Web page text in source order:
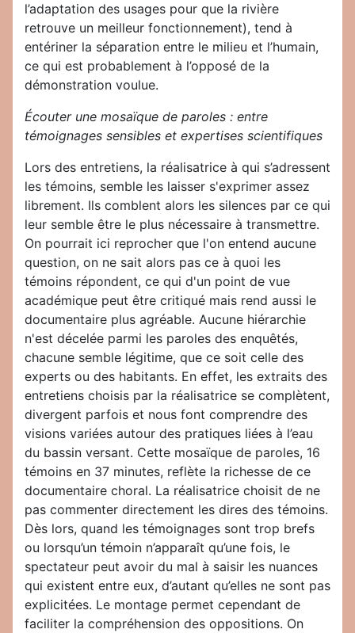
l’adaptation des usages pour que la rivière
retrouve un meilleur fonctionnement), tend à
entériner la séparation entre le milieu et l’humain,
ce qui est probablement à l’opposé de la
démonstration voulue.
Écouter une mosaïque de paroles : entre
témoignages sensibles et expertises scientifiques
Lors des entretiens, la réalisatrice à qui s’adressent
les témoins, semble les laisser s'exprimer assez
librement. Ils comblent alors les silences par ce qui
leur semble être le plus nécessaire à transmettre.
On pourrait ici reprocher que l'on entend aucune
question, on ne sait alors pas ce à quoi les
témoins répondent, ce qui d'un point de vue
académique peut être critiqué mais rend aussi le
documentaire plus agréable. Aucune hiérarchie
n'est décelée parmi les paroles des enquêtés,
chacune semble légitime, que ce soit celle des
experts ou des habitants. En effet, les extraits des
entretiens choisis par la réalisatrice se complètent,
divergent parfois et nous font comprendre des
visions variées autour des pratiques liées à l’eau
du bassin versant. Cette mosaïque de paroles, 16
témoins en 37 minutes, reflète la richesse de ce
documentaire choral. La réalisatrice choisit de ne
pas commenter directement les dires des témoins.
Dès lors, quand les témoignages sont trop brefs
ou lorsqu’un témoin n’apparaît qu’une fois, le
spectateur peut avoir du mal à saisir les nuances
qui existent entre eux, d’autant qu’elles ne sont pas
explicitées. Le montage permet cependant de
faciliter la compréhension des oppositions. On